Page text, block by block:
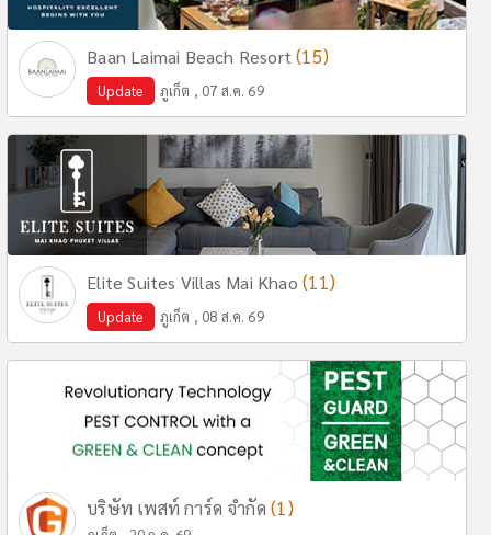
Baan Laimai Beach Resort(15)
Update ภูเก็ต , 07 ส.ค. 69
Elite Suites Villas Mai Khao(11)
Update ภูเก็ต , 08 ส.ค. 69
บริษัท เพสท์ การ์ด จำกัด(1)